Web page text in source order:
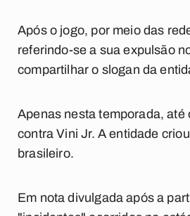
Após o jogo, por meio das
referindo-se a sua expulsão
compartilhar o slogan da
Apenas nesta temporada,
contra Vini Jr. A entidade
brasileiro.
Em nota divulgada após a